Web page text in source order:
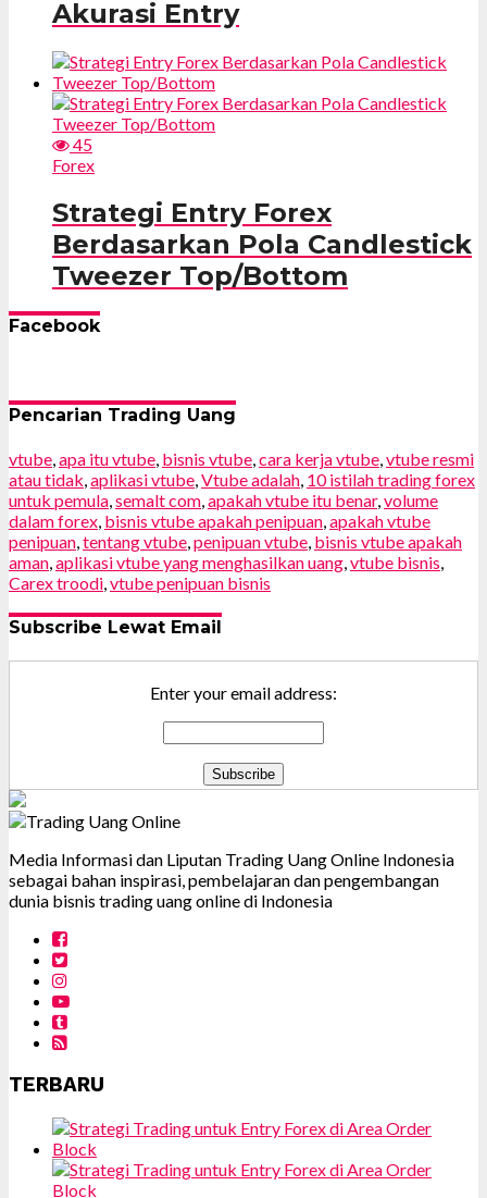
Akurasi Entry
45
Forex
Strategi Entry Forex
Berdasarkan Pola Candlestick
Tweezer Top/Bottom
Facebook
Pencarian Trading Uang
vtube,apa itu vtube, bisnis vtube,cara kerja vtube,vtube resmi
atau tidak,aplikasi vtube,Vtube adalah, 10 istilah trading forex
untuk pemula,semalt com,apakah vtube itu benar,volume
dalam forex, bisnis vtube apakah penipuan,apakah vtube
penipuan,tentang vtube,penipuan vtube, bisnis vtube apakah
aman,aplikasi vtube yang menghasilkan uang,vtube bisnis,
Carex troodi,vtube penipuan bisnis
Subscribe Lewat Email
Enter your email address:
Media Informasi dan Liputan Trading Uang Online Indonesia
sebagai bahan inspirasi, pembelajaran dan pengembangan
dunia bisnis trading uang online di Indonesia
TERBARU